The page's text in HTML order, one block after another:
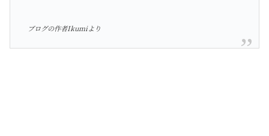
ブログの作者Ikumiより